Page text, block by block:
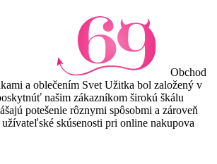
Obchod
a oblečením Svet Užitka bol založený v
našim zákazníkom širokú škálu
potešenie rôznymi spôsobmi a zároveň
skúsenosti pri online nakupova